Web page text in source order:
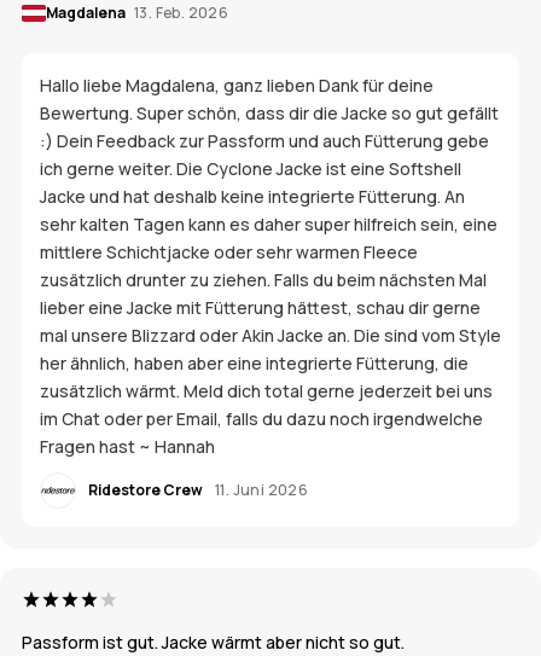
Magdalena 13. Feb. 2026
Hallo liebe Magdalena, ganz lieben Dank für deine
Bewertung. Super schön, dass dir die Jacke so gut gefällt
:) Dein Feedback zur Passform und auch Fütterung gebe
ich gerne weiter. Die Cyclone Jacke ist eine Softshell
Jacke und hat deshalb keine integrierte Fütterung. An
sehr kalten Tagen kann es daher super hilfreich sein, eine
mittlere Schichtjacke oder sehr warmen Fleece
zusätzlich drunter zu ziehen. Falls du beim nächsten Mal
lieber eine Jacke mit Fütterung hättest, schau dir gerne
mal unsere Blizzard oder Akin Jacke an. Die sind vom Style
her ähnlich, haben aber eine integrierte Fütterung, die
zusätzlich wärmt. Meld dich total gerne jederzeit bei uns
im Chat oder per Email, falls du dazu noch irgendwelche
Fragen hast ~ Hannah
Ridestore Crew 11. Juni 2026
Passform ist gut. Jacke wärmt aber nicht so gut.